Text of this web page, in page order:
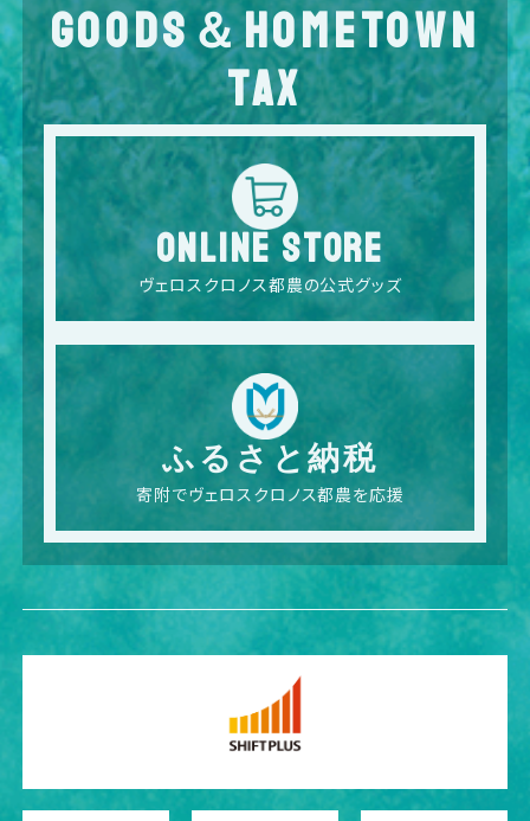
GOODS＆HOMETOWN
TAX
ONLINE STORE
ヴェロスクロノス都農の公式グッズ
ふるさと納税
寄附でヴェロスクロノス都農を応援